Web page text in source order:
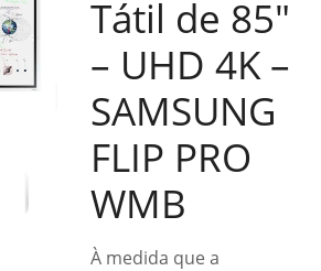
Tátil de 85″
– UHD 4K –
SAMSUNG
FLIP PRO
WMB
À medida que a